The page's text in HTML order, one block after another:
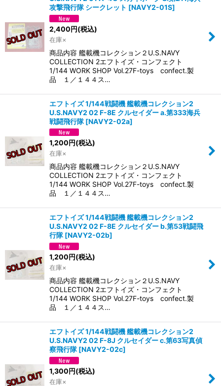
攻撃飛行隊 シークレット [NAVY2-01S]
2,400円(税込)
在庫×
商品内容 艦載機コレクション２U.S.NAVY
COLLECTION 2エフトイズ・コンフェクト
1/144 WORK SHOP Vol.27F-toys confect.製
品 １／１４４ス…
エフトイズ 1/144戦闘機 艦載機コレクション2
U.S.NAVY2 02 F-8E クルセイダー a.第333海兵
戦闘飛行隊 [NAVY2-02a]
1,200円(税込)
在庫×
商品内容 艦載機コレクション２U.S.NAVY
COLLECTION 2エフトイズ・コンフェクト
1/144 WORK SHOP Vol.27F-toys confect.製
品 １／１４４ス…
エフトイズ 1/144戦闘機 艦載機コレクション2
U.S.NAVY2 02 F-8E クルセイダー b.第53戦闘飛
行隊 [NAVY2-02b]
1,200円(税込)
在庫×
商品内容 艦載機コレクション２U.S.NAVY
COLLECTION 2エフトイズ・コンフェクト
1/144 WORK SHOP Vol.27F-toys confect.製
品 １／１４４ス…
エフトイズ 1/144戦闘機 艦載機コレクション2
U.S.NAVY2 02 F-8J クルセイダー c.第63写真偵
察飛行隊 [NAVY2-02c]
1,300円(税込)
在庫×